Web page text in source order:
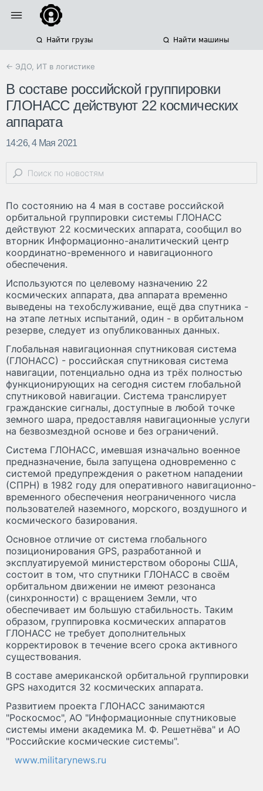
Найти грузы Найти машины
← ЭДО, ИТ в логистике
В составе российской группировки
ГЛОНАСС действуют 22 космических
аппарата
14:26, 4 Мая 2021
По состоянию на 4 мая в составе российской
орбитальной группировки системы ГЛОНАСС
действуют 22 космических аппарата, сообщил во
вторник Информационно-аналитический центр
координатно-временного и навигационного
обеспечения.
Используются по целевому назначению 22
космических аппарата, два аппарата временно
выведены на техобслуживание, ещё два спутника -
на этапе летных испытаний, один - в орбитальном
резерве, следует из опубликованных данных.
Глобальная навигационная спутниковая система
(ГЛОНАСС) - российская спутниковая система
навигации, потенциально одна из трёх полностью
функционирующих на сегодня систем глобальной
спутниковой навигации. Система транслирует
гражданские сигналы, доступные в любой точке
земного шара, предоставляя навигационные услуги
на безвозмездной основе и без ограничений.
Система ГЛОНАСС, имевшая изначально военное
предназначение, была запущена одновременно с
системой предупреждения о ракетном нападении
(СПРН) в 1982 году для оперативного навигационно-
временного обеспечения неограниченного числа
пользователей наземного, морского, воздушного и
космического базирования.
Основное отличие от система глобального
позиционирования GPS, разработанной и
эксплуатируемой министерством обороны США,
состоит в том, что спутники ГЛОНАСС в своём
орбитальном движении не имеют резонанса
(синхронности) с вращением Земли, что
обеспечивает им большую стабильность. Таким
образом, группировка космических аппаратов
ГЛОНАСС не требует дополнительных
корректировок в течение всего срока активного
существования.
В составе американской орбитальной группировки
GPS находится 32 космических аппарата.
Развитием проекта ГЛОНАСС занимаются
"Роскосмос", АО "Информационные спутниковые
системы имени академика М. Ф. Решетнёва" и АО
"Российские космические системы".
www.militarynews.ru